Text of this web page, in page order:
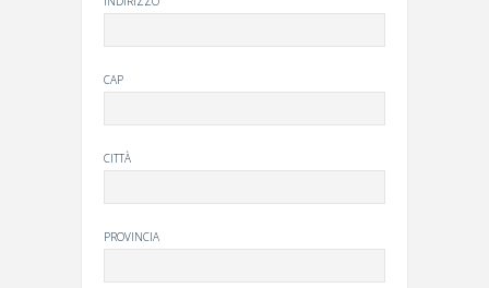
CAP
CITTÀ
PROVINCIA